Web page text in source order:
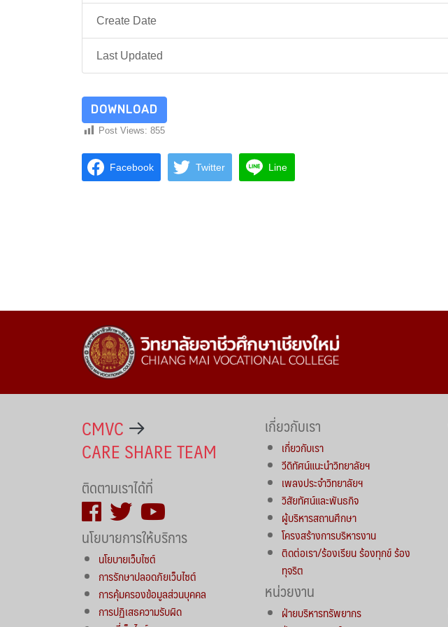
Create Date
Last Updated
DOWNLOAD
Post Views: 855
Facebook Twitter Line
CMVC
CARE SHARE TEAM
ติดตามเราได้ที่
นโยบายการให้บริการ
นโยบายเว็บไซต์
การรักษาปลอดภัยเว็บไซต์
การคุ้มครองข้อมูลส่วนบุคคล
การปฏิเสธความรับผิด
เกี่ยวกับเรา
เกี่ยวกับเรา
วีดิทัศน์แนะนำวิทยาลัยฯ
เพลงประจำวิทยาลัยฯ
วิสัยทัศน์และพันธกิจ
ผู้บริหารสถานศึกษา
โครงสร้างการบริหารงาน
ติดต่อเรา/ร้องเรียน ร้องทุกข์ ร้อง
ทุจริต
หน่วยงาน
ฝ่ายบริหารทรัพยากร